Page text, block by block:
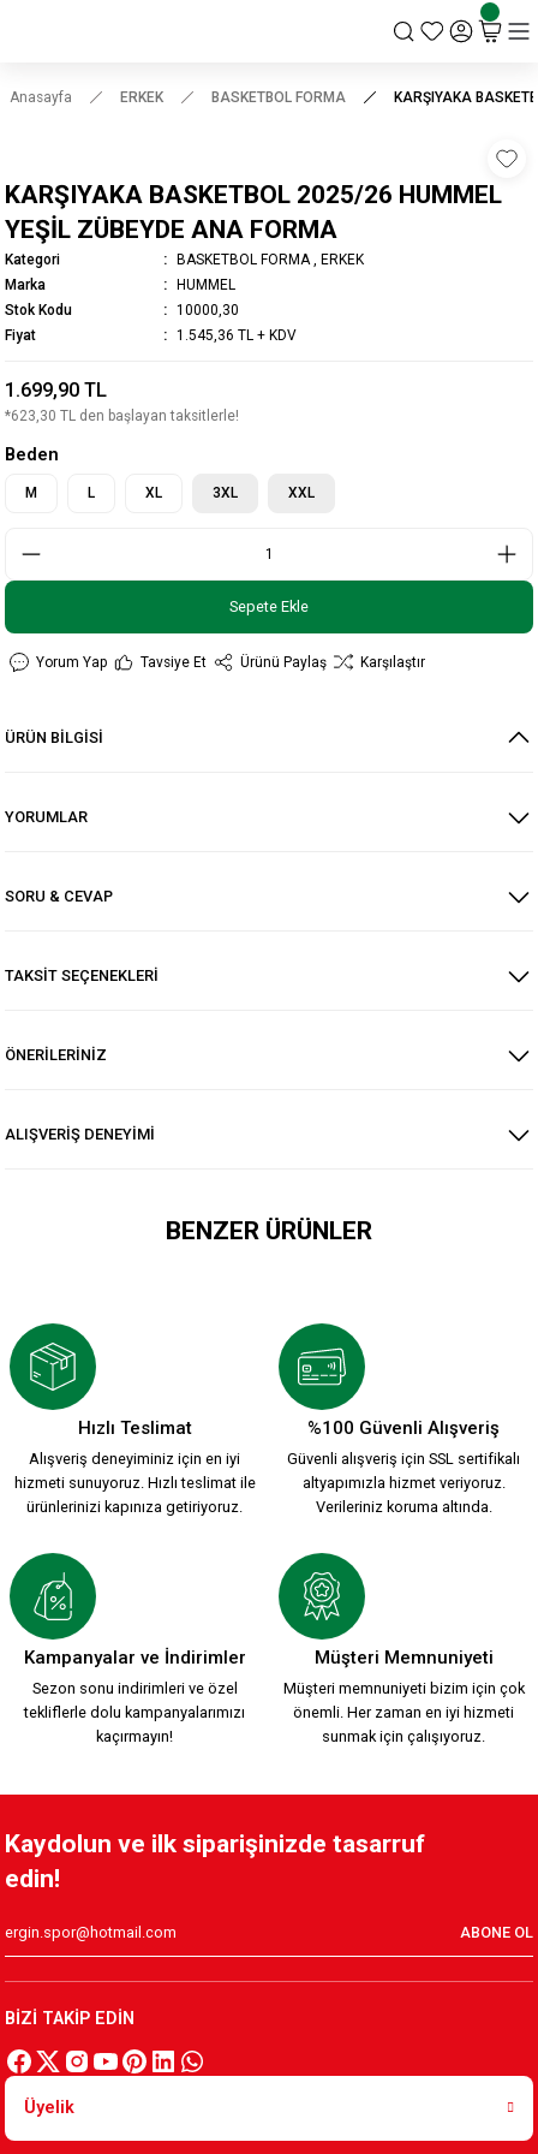
Anasayfa ERKEK BASKETBOL FORMA KARŞIYAKA
KARŞIYAKA BASKETBOL 2025/26 HUMMEL
YEŞİL ZÜBEYDE ANA FORMA
Kategori BASKETBOL FORMA
ERKEK
Marka
HUMMEL
Stok Kodu
10000,30
Fiyat
1.545,36 TL + KDV
1.699,90 TL
*623,30 TL den başlayan taksitlerle!
Beden
M L XL 3XL XXL
Sepete Ekle
Yorum Yap Tavsiye Et Ürünü Paylaş Karşılaştır
ÜRÜN BİLGİSİ
YORUMLAR
SORU & CEVAP
TAKSİT SEÇENEKLERİ
ÖNERİLERİNİZ
ALIŞVERİŞ DENEYİMİ
BENZER ÜRÜNLER
1.699,90 TL
BASKETBOL ÜST BÜYÜK K.
800,00 TL
BASKETBOL TAKIM BÜYÜK K.
1.200,00 TL
KARŞIYAKA BASKETBOL 2024/25 KAPPA ÇUBUKLU FORMA
%20
1.500,00 TL
KARŞIYAKA 2024/25 KAPPA SİYAH BASKETBOL FORMA
1.200,00 TL
Hızlı Teslimat
Alışveriş deneyiminiz için en iyi
hizmeti sunuyoruz. Hızlı teslimat ile
ürünlerinizi kapınıza getiriyoruz.
%100 Güvenli Alışveriş
Güvenli alışveriş için SSL sertifikalı
altyapımızla hizmet veriyoruz.
Verileriniz koruma altında.
Kampanyalar ve İndirimler
Sezon sonu indirimleri ve özel
tekliflerle dolu kampanyalarımızı
kaçırmayın!
Müşteri Memnuniyeti
Müşteri memnuniyeti bizim için çok
önemli. Her zaman en iyi hizmeti
sunmak için çalışıyoruz.
Kaydolun ve ilk siparişinizde tasarruf
edin!
ABONE OL
BİZİ TAKİP EDİN
Üyelik